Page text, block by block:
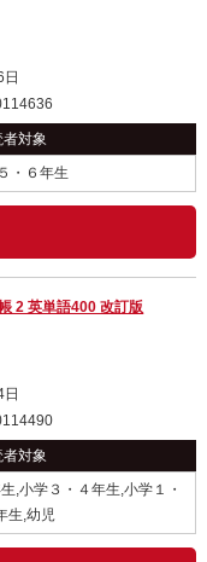
者対象
・６年生
2 英単語400 改訂版
者対象
,小学３・４年生,小学１・
生,幼児